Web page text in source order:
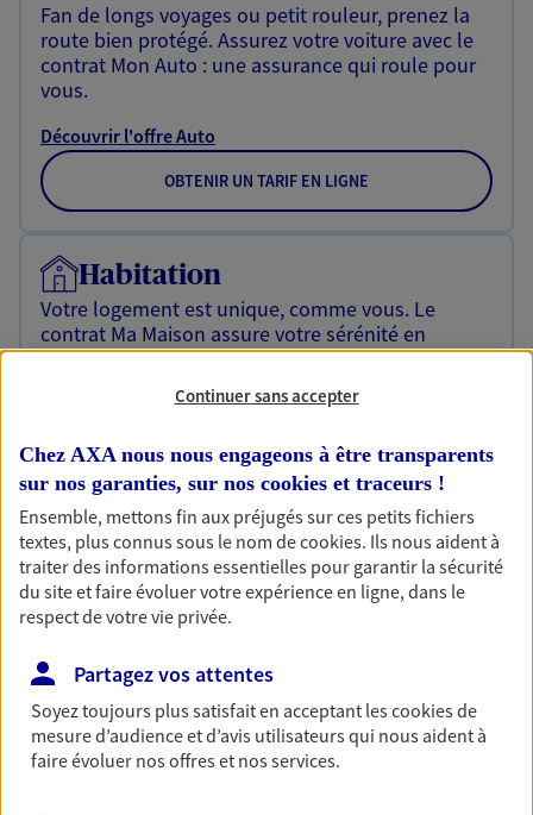
Fan de longs voyages ou petit rouleur, prenez la
route bien protégé. Assurez votre voiture avec le
contrat Mon Auto : une assurance qui roule pour
vous.
Découvrir l'offre Auto
OBTENIR UN TARIF EN LIGNE
Habitation
Votre logement est unique, comme vous. Le
contrat Ma Maison assure votre sérénité en
protégeant ce qui vous tient à coeur.
Découvrir l'offre Habitation
OBTENIR UN TARIF EN LIGNE
Garantie Accidents de la Vie
Bricoleuse, féru de jardinage, pâtissier en herbe
ou grande lectrice… personne n'est à l'abri d'un
accident du quotidien. Avec Ma Protection
revenus.
Découvrir l'offre Garantie Accidents de la Vie
OBTENIR UN TARIF EN LIGNE
Continuer sans accepter
Chez AXA nous nous engageons à être transparents
sur nos garanties, sur nos cookies et traceurs !
Ensemble, mettons fin aux préjugés sur ces petits fichiers
textes, plus connus sous le nom decookies. Ils nous aident à
traiter des informations essentielles pour garantir la sécurité
du site et faire évoluer votre expérience en ligne, dans le
respect de votre vie privée.
Partagez vos attentes
Soyez toujours plus satisfait en acceptant lescookiesde
mesure d’audience et d’avis utilisateurs qui nous aident à
faire évoluer nos offres et nos services.